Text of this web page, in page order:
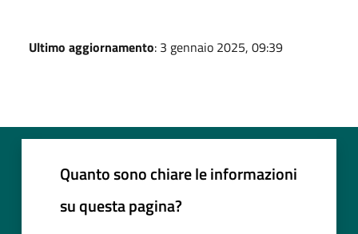
Ultimo aggiornamento: 3 gennaio 2025, 09:39
Quanto sono chiare le informazioni
su questa pagina?